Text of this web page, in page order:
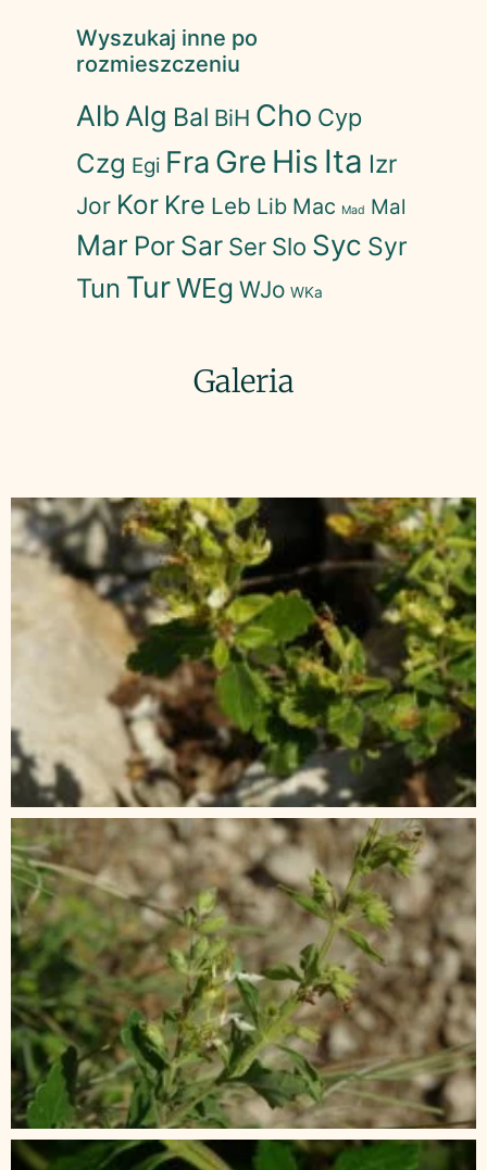
Wyszukaj inne po
rozmieszczeniu
Alb Alg Bal BiH Cho Cyp
Czg Egi Fra Gre His Ita Izr
Jor Kor Kre Leb Lib Mac Mad Mal
Mar Por Sar Ser Slo Syc Syr
Tun TurWEg WJo WKa
Galeria